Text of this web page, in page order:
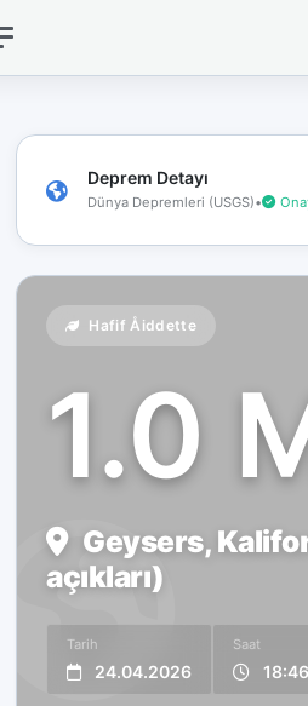
Deprem Detayı
Dünya Depremleri (USGS)•
Hafif Åiddette
1.0
Geysers,
açıkları)
Tarih
24.04.2026
Saat